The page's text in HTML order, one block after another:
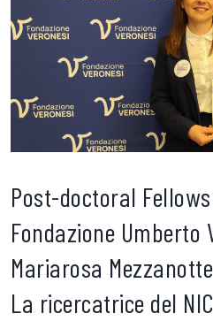
Post-doctoral
Fondazione Umberto
Mariarosa Mezzanotte
La ricercatrice del